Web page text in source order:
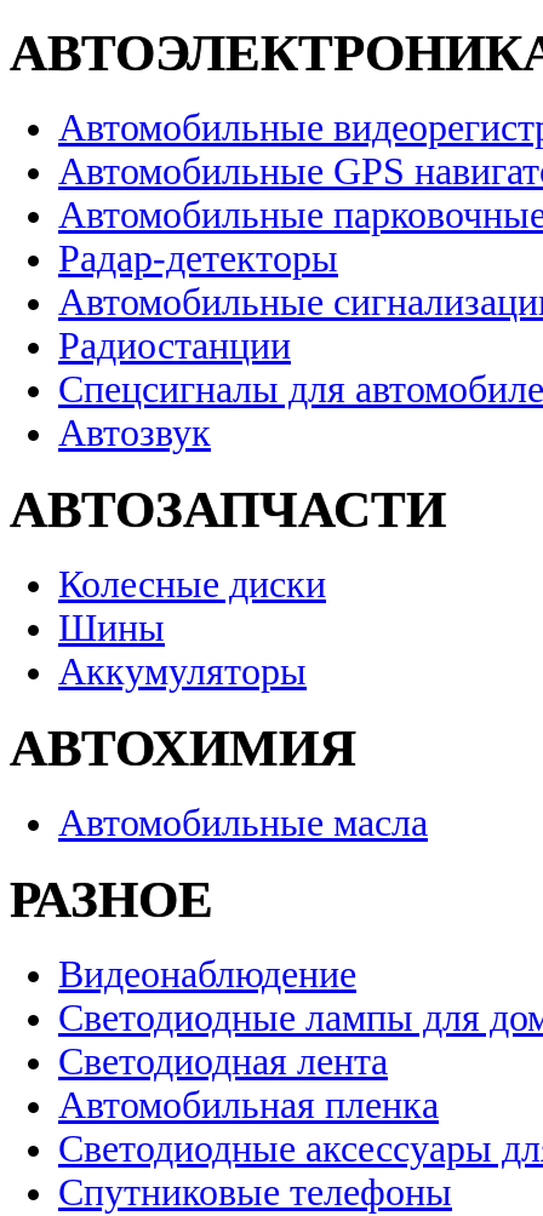
Автомобильные
Автомобильные GPS
Автомобильные
Радар-детекторы
Автомобильные
Радиостанции
Спецсигналы для
Автозвук
АВТОЗАПЧАСТИ
Колесные диски
Шины
Аккумуляторы
АВТОХИМИЯ
Автомобильные масла
РАЗНОЕ
Видеонаблюдение
Светодиодные лампы для
Светодиодная лента
Автомобильная пленка
Светодиодные аксессуары
Спутниковые телефоны